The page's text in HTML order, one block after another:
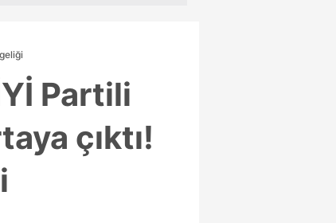
Partili
çıktı!